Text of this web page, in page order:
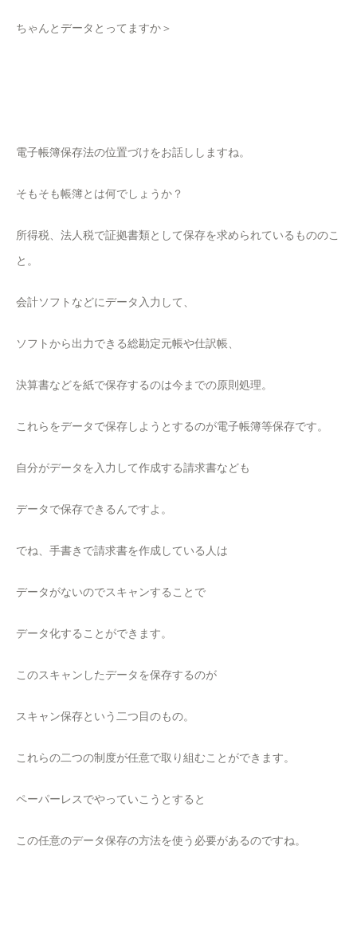
ちゃんとデータとってますか＞
電子帳簿保存法の位置づけをお話ししますね。
そもそも帳簿とは何でしょうか？
所得税、法人税で証拠書類として保存を求められているもののこ
と。
会計ソフトなどにデータ入力して、
ソフトから出力できる総勘定元帳や仕訳帳、
決算書などを紙で保存するのは今までの原則処理。
これらをデータで保存しようとするのが電子帳簿等保存です。
自分がデータを入力して作成する請求書なども
データで保存できるんですよ。
でね、手書きで請求書を作成している人は
データがないのでスキャンすることで
データ化することができます。
このスキャンしたデータを保存するのが
スキャン保存という二つ目のもの。
これらの二つの制度が任意で取り組むことができます。
ペーパーレスでやっていこうとすると
この任意のデータ保存の方法を使う必要があるのですね。